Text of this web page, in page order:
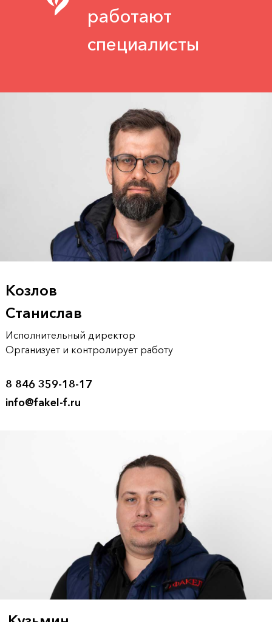
работают
специалисты
Козлов
Станислав
Исполнительный директор
Организует и контролирует работу
8 846 359-18-17
info@fakel-f.ru